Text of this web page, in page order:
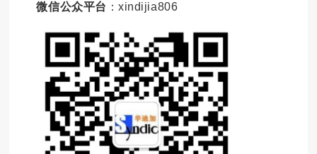
微信公众平台 ：xindijia806